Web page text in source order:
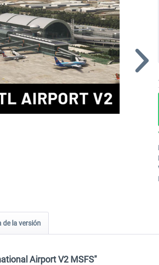
de la versión
Airport V2 MSFS"